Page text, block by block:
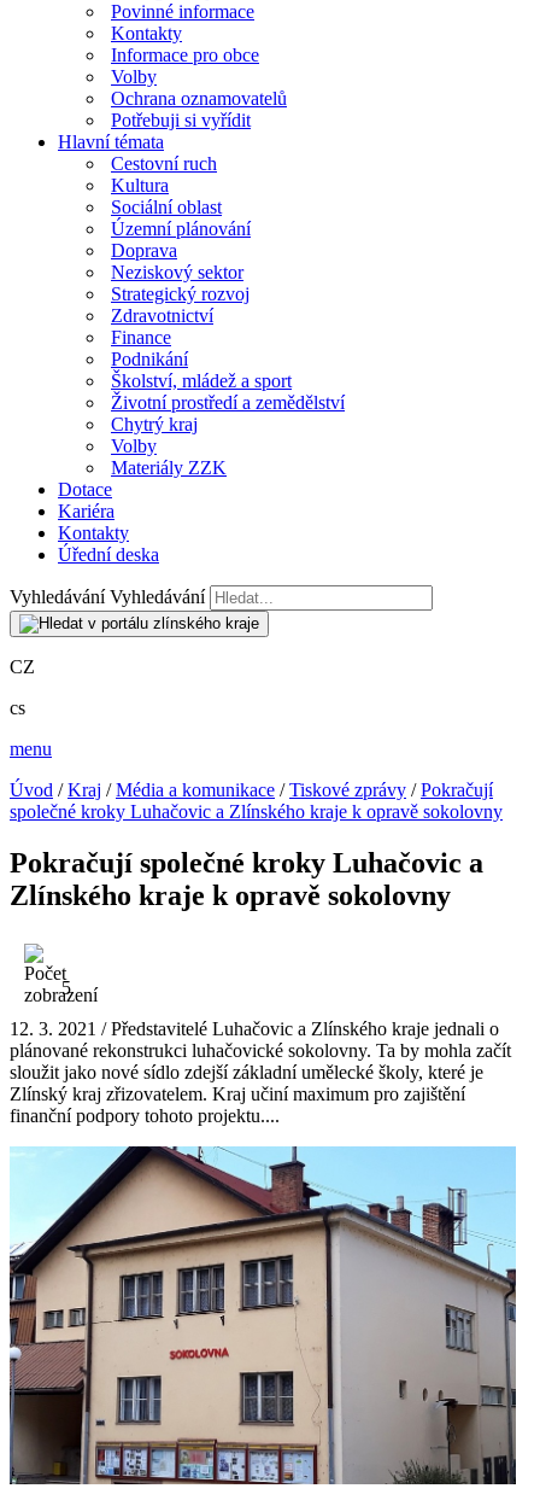
Povinné informace
Kontakty
Informace pro obce
Volby
Ochrana oznamovatelů
Potřebuji si vyřídit
Hlavní témata
Cestovní ruch
Kultura
Sociální oblast
Územní plánování
Doprava
Neziskový sektor
Strategický rozvoj
Zdravotnictví
Finance
Podnikání
Školství, mládež a sport
Životní prostředí a zemědělství
Chytrý kraj
Volby
Materiály ZZK
Dotace
Kariéra
Kontakty
Úřední deska
Vyhledávání Vyhledávání
CZ
cs
menu
Úvod /Kraj /Média a komunikace /Tiskové zprávy /Pokračují
společné kroky Luhačovic a Zlínského kraje k opravě sokolovny
Pokračují společné kroky Luhačovic a
Zlínského kraje k opravě sokolovny
5
12. 3. 2021 / Představitelé Luhačovic a Zlínského kraje jednali o
plánované rekonstrukci luhačovické sokolovny. Ta by mohla začít
sloužit jako nové sídlo zdejší základní umělecké školy, které je
Zlínský kraj zřizovatelem. Kraj učiní maximum pro zajištění
finanční podpory tohoto projektu....